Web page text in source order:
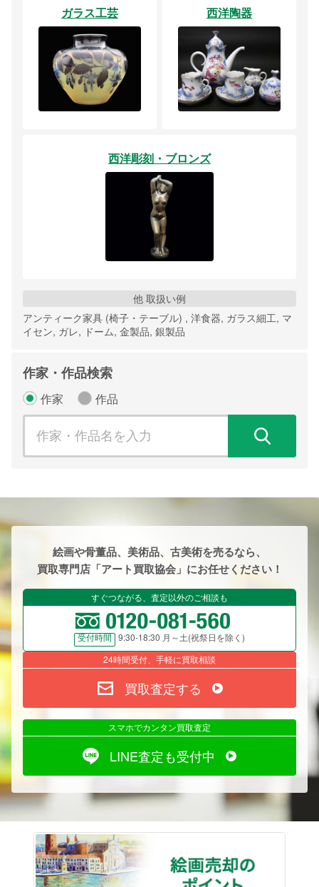
ガラス工芸 西洋陶器
西洋彫刻・ブロンズ
他 取扱い例
アンティーク家具 (椅子・テーブル) , 洋食器, ガラス細工, マ
イセン, ガレ, ドーム, 金製品, 銀製品
作家・作品検索
作家 作品
絵画や骨董品、美術品、古美術を売るなら、
買取専門店「アート買取協会」にお任せください！
すぐつながる、査定以外のご相談も
受付時間
9:30-18:30 月～土(祝祭日を除く)
24時間受付、手軽に買取相談
買取査定する
スマホでカンタン買取査定
LINE査定も受付中